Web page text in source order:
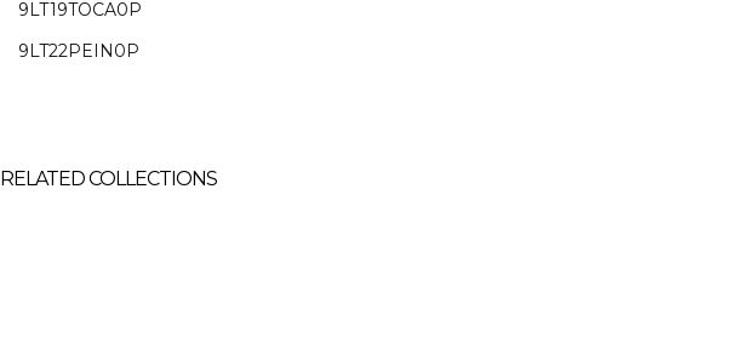
9LT19TOCA0P
9LT22PEIN0P
RELATED COLLECTIONS